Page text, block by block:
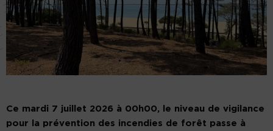
Ce mardi 7 juillet 2026 à 00h00, le niveau de vigilance
pour la prévention des incendies de forêt passe à